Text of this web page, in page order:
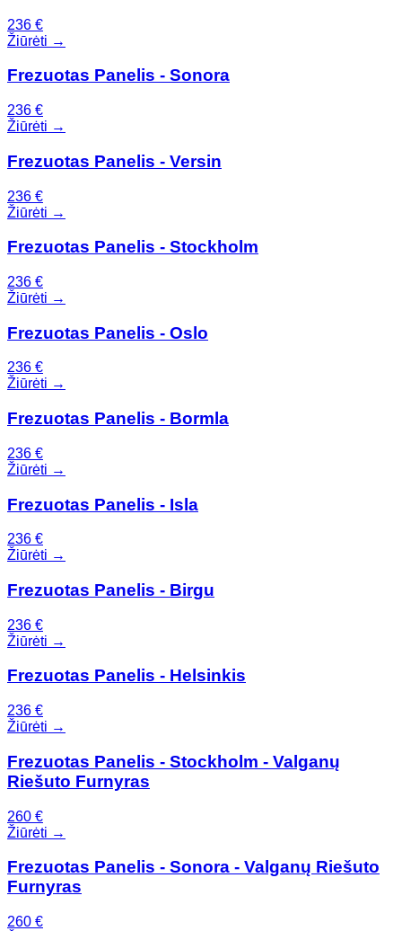
236 €
Žiūrėti →
Frezuotas Panelis - Sonora
236 €
Žiūrėti →
Frezuotas Panelis - Versin
236 €
Žiūrėti →
Frezuotas Panelis - Stockholm
236 €
Žiūrėti →
Frezuotas Panelis - Oslo
236 €
Žiūrėti →
Frezuotas Panelis - Bormla
236 €
Žiūrėti →
Frezuotas Panelis - Isla
236 €
Žiūrėti →
Frezuotas Panelis - Birgu
236 €
Žiūrėti →
Frezuotas Panelis - Helsinkis
236 €
Žiūrėti →
Frezuotas Panelis - Stockholm - Valganų
Riešuto Furnyras
260 €
Žiūrėti →
Frezuotas Panelis - Sonora - Valganų Riešuto
Furnyras
260 €